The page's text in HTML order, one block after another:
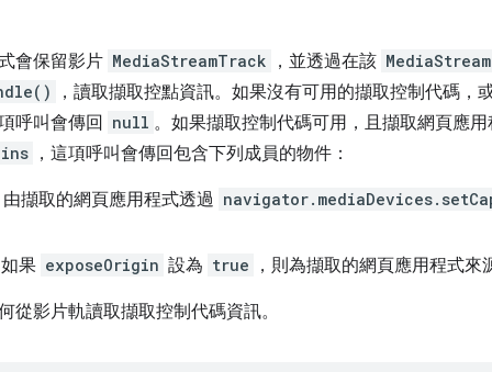
會保留影片 MediaStreamTrack ，並透過在該
，讀取擷取控點資訊。如果沒有可用的擷取控制代碼，
呼叫會傳回
null 。如果擷取控制代碼可用，且擷取網頁應
，這項呼叫會傳回包含下列成員的物件：
擷取的網頁應用程式透過
果 exposeOrigin 設為 true ，則為擷取的網頁應用程式
從影片軌讀取擷取控制代碼資訊。